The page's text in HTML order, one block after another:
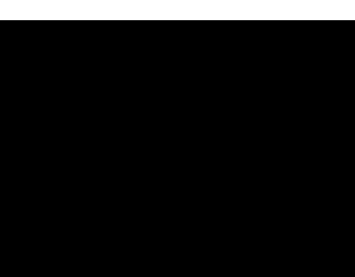
su
Condividi